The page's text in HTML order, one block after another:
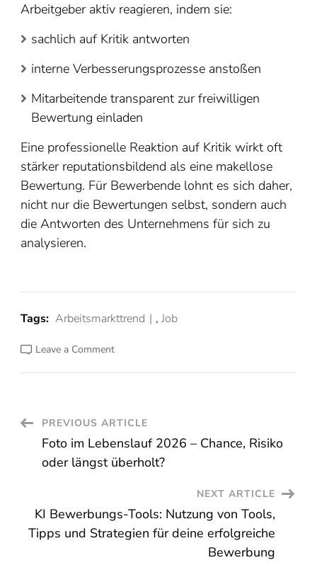
Arbeitgeber aktiv reagieren, indem sie:
sachlich auf Kritik antworten
interne Verbesserungsprozesse anstoßen
Mitarbeitende transparent zur freiwilligen
Bewertung einladen
Eine professionelle Reaktion auf Kritik wirkt oft
stärker reputationsbildend als eine makellose
Bewertung. Für Bewerbende lohnt es sich daher,
nicht nur die Bewertungen selbst, sondern auch
die Antworten des Unternehmens für sich zu
analysieren.
Tags: Arbeitsmarkttrend , Job
Leave a Commenton
Post
Navigation
PREVIOUS ARTICLE
Foto im Lebenslauf 2026 – Chance, Risiko
oder längst überholt?
NEXT ARTICLE
KI Bewerbungs-Tools: Nutzung von Tools,
Tipps und Strategien für deine erfolgreiche
Bewerbung